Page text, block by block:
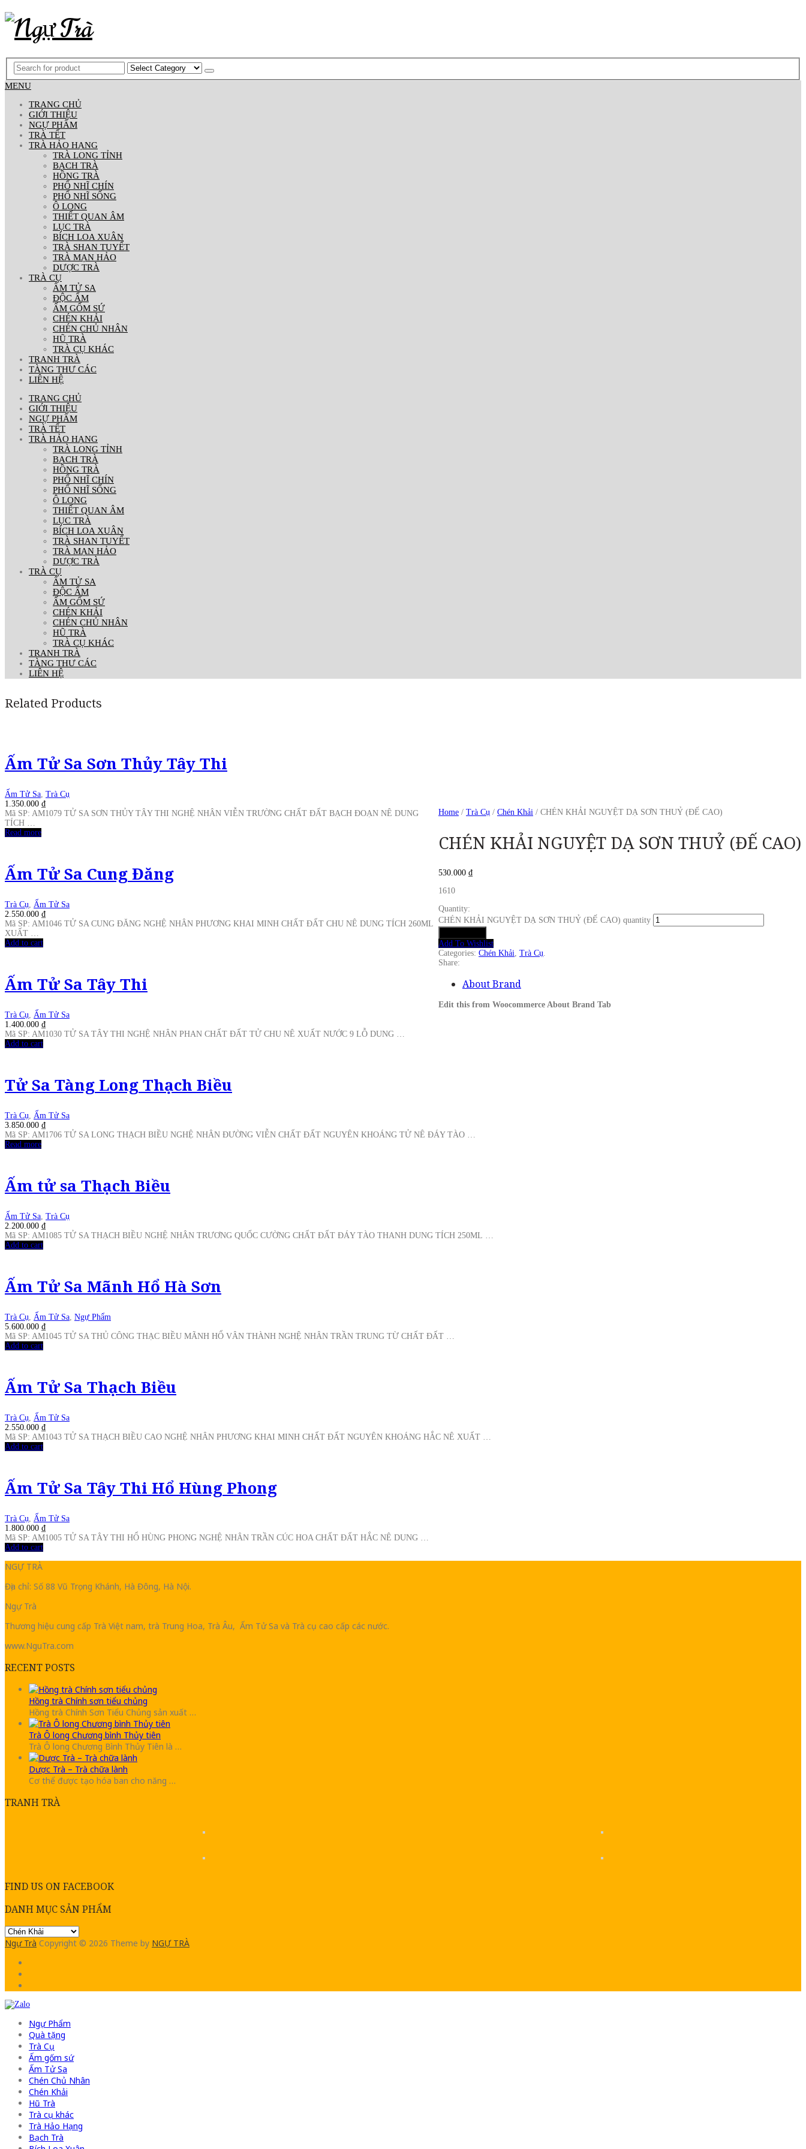
MENU
TRANG CHỦ
GIỚI THIỆU
NGỰ PHẨM
TRÀ TẾT
TRÀ HẢO HẠNG
TRÀ LONG TỈNH
BẠCH TRÀ
HỒNG TRÀ
PHỔ NHĨ CHÍN
PHỔ NHĨ SỐNG
Ô LONG
THIẾT QUAN ÂM
LỤC TRÀ
BÍCH LOA XUÂN
TRÀ SHAN TUYẾT
TRÀ MẠN HẢO
DƯỢC TRÀ
TRÀ CỤ
ẤM TỬ SA
ĐỘC ẨM
ẤM GỐM SỨ
CHÉN KHẢI
CHÉN CHỦ NHÂN
HŨ TRÀ
TRÀ CỤ KHÁC
TRANH TRÀ
TÀNG THƯ CÁC
LIÊN HỆ
TRANG CHỦ
GIỚI THIỆU
NGỰ PHẨM
TRÀ TẾT
TRÀ HẢO HẠNG
TRÀ LONG TỈNH
BẠCH TRÀ
HỒNG TRÀ
PHỔ NHĨ CHÍN
PHỔ NHĨ SỐNG
Ô LONG
THIẾT QUAN ÂM
LỤC TRÀ
BÍCH LOA XUÂN
TRÀ SHAN TUYẾT
TRÀ MẠN HẢO
DƯỢC TRÀ
TRÀ CỤ
ẤM TỬ SA
ĐỘC ẨM
ẤM GỐM SỨ
CHÉN KHẢI
CHÉN CHỦ NHÂN
HŨ TRÀ
TRÀ CỤ KHÁC
TRANH TRÀ
TÀNG THƯ CÁC
LIÊN HỆ
Home / Trà Cụ / Chén Khải / CHÉN KHẢI NGUYỆT DẠ SƠN THUỶ (ĐẾ CAO)
CHÉN KHẢI NGUYỆT DẠ SƠN THUỶ (ĐẾ CAO)
530.000 ₫
1610
Quantity:
CHÉN KHẢI NGUYỆT DẠ SƠN THUỶ (ĐẾ CAO) quantity
Add To Wishlist
Categories: Chén Khải Trà Cụ
Share:
About Brand
Edit this from Woocommerce About Brand Tab
Related Products
Ấm Tử Sa Sơn Thủy Tây Thi
Ấm Tử Sa Trà Cụ
1.350.000 ₫
Mã SP: AM1079 TỬ SA SƠN THỦY TÂY THI NGHỆ NHÂN VIỄN TRƯỜNG CHẤT ĐẤT BẠCH ĐOẠN NÊ DUNG
TÍCH …
Read more
Ấm Tử Sa Cung Đăng
Trà Cụ
Ấm Tử Sa
2.550.000 ₫
Mã SP: AM1046 TỬ SA CUNG ĐĂNG NGHỆ NHÂN PHƯƠNG KHAI MINH CHẤT ĐẤT CHU NÊ DUNG TÍCH 260ML
XUẤT …
Add to cart
Ấm Tử Sa Tây Thi
Trà Cụ
Ấm Tử Sa
1.400.000 ₫
Mã SP: AM1030 TỬ SA TÂY THI NGHỆ NHÂN PHAN CHẤT ĐẤT TỬ CHU NÊ XUẤT NƯỚC 9 LỖ DUNG …
Add to cart
Tử Sa Tàng Long Thạch Biều
Trà Cụ
Ấm Tử Sa
3.850.000 ₫
Mã SP: AM1706 TỬ SA LONG THẠCH BIỀU NGHỆ NHÂN ĐƯỜNG VIỄN CHẤT ĐẤT NGUYÊN KHOÁNG TỬ NÊ ĐÁY TÀO …
Read more
Ấm tử sa Thạch Biều
Ấm Tử Sa Trà Cụ
2.200.000 ₫
Mã SP: AM1085 TỬ SA THẠCH BIỀU NGHỆ NHÂN TRƯƠNG QUỐC CƯỜNG CHẤT ĐẤT ĐÁY TÀO THANH DUNG TÍCH 250ML …
Add to cart
Ấm Tử Sa Mãnh Hổ Hà Sơn
Trà Cụ Ấm Tử Sa Ngự Phẩm
5.600.000 ₫
Mã SP: AM1045 TỬ SA THỦ CÔNG THẠC BIỀU MÃNH HỔ VÂN THÀNH NGHỆ NHÂN TRẦN TRUNG TỪ CHẤT ĐẤT …
Add to cart
Ấm Tử Sa Thạch Biều
Trà Cụ
Ấm Tử Sa
2.550.000 ₫
Mã SP: AM1043 TỬ SA THẠCH BIỀU CAO NGHỆ NHÂN PHƯƠNG KHAI MINH CHẤT ĐẤT NGUYÊN KHOÁNG HẮC NÊ XUẤT …
Add to cart
Ấm Tử Sa Tây Thi Hổ Hùng Phong
Trà Cụ
Ấm Tử Sa
1.800.000 ₫
Mã SP: AM1005 TỬ SA TÂY THI HỔ HÙNG PHONG NGHỆ NHÂN TRẦN CÚC HOA CHẤT ĐẤT HẮC NÊ DUNG …
Add to cart
NGỰ TRÀ
Địa chỉ: Số 88 Vũ Trọng Khánh, Hà Đông, Hà Nội.
Ngự Trà
Thương hiệu cung cấp Trà Việt nam, trà Trung Hoa, Trà Âu, Ấm Tử Sa và Trà cụ cao cấp các nước.
www.NguTra.com
RECENT POSTS
Hồng trà Chính sơn tiểu chủng
Hồng trà Chính Sơn Tiểu Chủng sản xuất …
Trà Ô long Chương bình Thủy tiên
Trà Ô long Chương Bình Thủy Tiên là …
Dược Trà – Trà chữa lành
Cơ thể được tạo hóa ban cho năng …
TRANH TRÀ
FIND US ON FACEBOOK
DANH MỤC SẢN PHẨM
Ngự Trà Copyright © 2026 Theme by NGỰ TRÀ
Ngự Phẩm
Quà tặng
Trà Cụ
Ấm gốm sứ
Ấm Tử Sa
Chén Chủ Nhân
Chén Khải
Hũ Trà
Trà cụ khác
Trà Hảo Hạng
Bạch Trà